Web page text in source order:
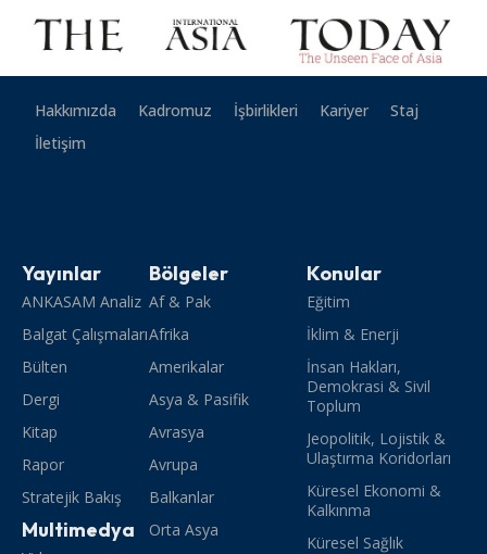
Hakkımızda Kadromuz İşbirlikleri Kariyer
Staj
İletişim
Yayınlar
ANKASAM Analiz
Balgat Çalışmaları
Bülten
Dergi
Kitap
Rapor
Stratejik Bakış
Multimedya
Bölgeler
Af & Pak
Afrika
Amerikalar
Asya & Pasifik
Avrasya
Avrupa
Balkanlar
Orta Asya
Konular
Eğitim
İklim & Enerji
İnsan Hakları,
Demokrasi & Sivil
Toplum
Jeopolitik, Lojistik &
Ulaştırma Koridorları
Küresel Ekonomi &
Kalkınma
Küresel Sağlık